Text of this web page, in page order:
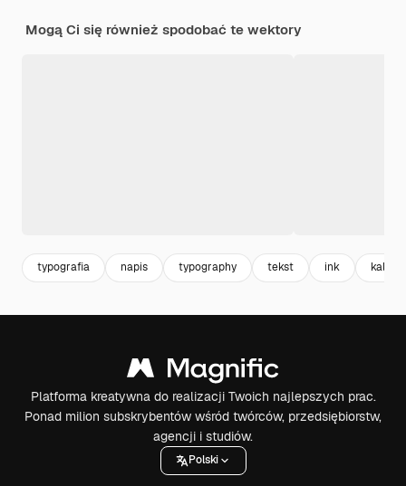
Mogą Ci się również spodobać te wektory
typografia napis typography tekst ink
Platforma kreatywna do realizacji Twoich najlepszych prac.
Ponad milion subskrybentów wśród twórców, przedsiębiorstw,
agencji i studiów.
Polski